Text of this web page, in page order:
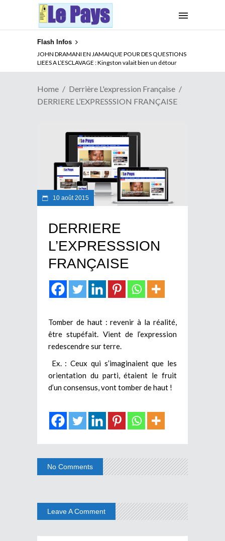
Flash Infos
JOHN DRAMANI EN JAMAIQUE POUR DES QUESTIONS
LIEES A L’ESCLAVAGE : Kingston valait bien un détour
Home
Derrière L'expression Française
DERRIERE L’EXPRESSSION FRANÇAISE
10 août 2015
DERRIERE
L’EXPRESSSION
FRANÇAISE
Tomber de haut : revenir à la réalité,
être stupéfait. Vient de l’expression
redescendre sur terre.
Ex. : Ceux qui s’imaginaient que les
orientation du parti, étaient le fruit
d’un consensus, vont tomber de haut !
No Comments
Leave A Comment